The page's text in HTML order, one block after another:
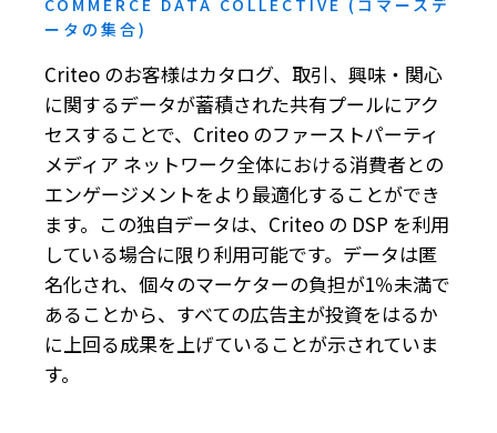
COMMERCE DATA COLLECTIVE (コマースデ
ータの集合)
Criteo のお客様はカタログ、取引、興味・関心
に関するデータが蓄積された共有プールにアク
セスすることで、Criteo のファーストパーティ
メディア ネットワーク全体における消費者との
エンゲージメントをより最適化することができ
ます。この独自データは、Criteo の DSP を利用
している場合に限り利用可能です。データは匿
名化され、個々のマーケターの負担が1％未満で
あることから、すべての広告主が投資をはるか
に上回る成果を上げていることが示されていま
す。